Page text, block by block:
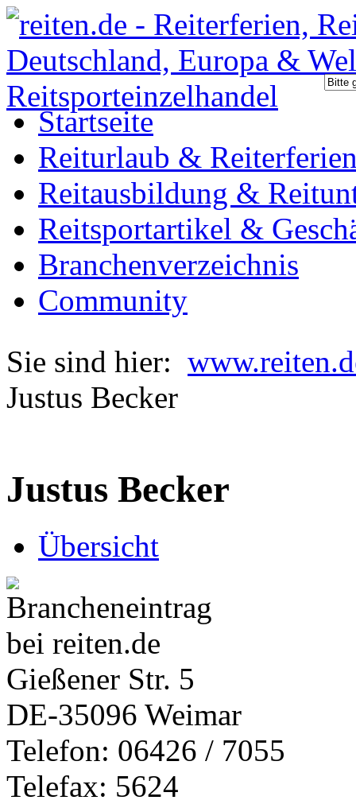
Startseite
Reiturlaub &
Reitausbildung &
Reitsportartikel &
Branchenverzeichnis
Community
Sie sind hier:
Justus Becker
Justus Becker
Übersicht
Gießener Str. 5
DE-35096 Weimar
Telefon: 06426 / 7055
Telefax: 5624